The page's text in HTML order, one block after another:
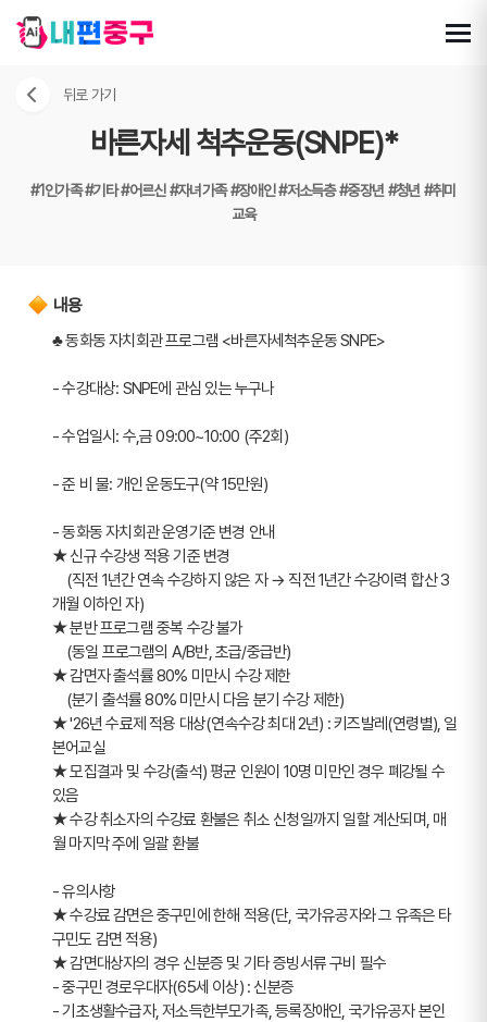
뒤로 가기
바른자세 척추운동(SNPE)*
#1인가족#기타#어르신#자녀가족#장애인#저소득층#중장년#청년#취미
교육
내용
♣ 동화동 자치회관 프로그램 <바른자세척추운동 SNPE>
- 수강대상: SNPE에 관심 있는 누구나
- 수업일시: 수,금 09:00~10:00 (주2회)
- 준 비 물: 개인 운동도구(약 15만원)
- 동화동 자치회관 운영기준 변경 안내
★ 신규 수강생 적용 기준 변경
개월 이하인 자)
★ 분반 프로그램 중복 수강 불가
    (동일 프로그램의 A/B반, 초급/중급반)
★ 감면자 출석률 80% 미만시 수강 제한
    (분기 출석률 80% 미만시 다음 분기 수강 제한)
★ '26년 수료제 적용 대상(연속수강 최대 2년) : 키즈발레(연령별), 일
본어교실
★ 모집결과 및 수강(출석) 평균 인원이 10명 미만인 경우 폐강될 수
있음
★ 수강 취소자의 수강료 환불은 취소 신청일까지 일할 계산되며, 매
월 마지막 주에 일괄 환불
- 유의사항
★ 수강료 감면은 중구민에 한해 적용(단, 국가유공자와 그 유족은 타
구민도 감면 적용)
★ 감면대상자의 경우 신분증 및 기타 증빙서류 구비 필수
- 중구민 경로우대자(65세 이상) : 신분증
- 기초생활수급자, 저소득한부모가족, 등록장애인, 국가유공자 본인